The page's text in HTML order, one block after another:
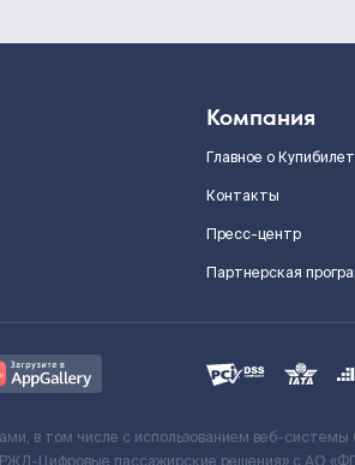
Компания
Главное о
Контакты
Пресс-центр
Партнерская
в том числе с использованием веб-